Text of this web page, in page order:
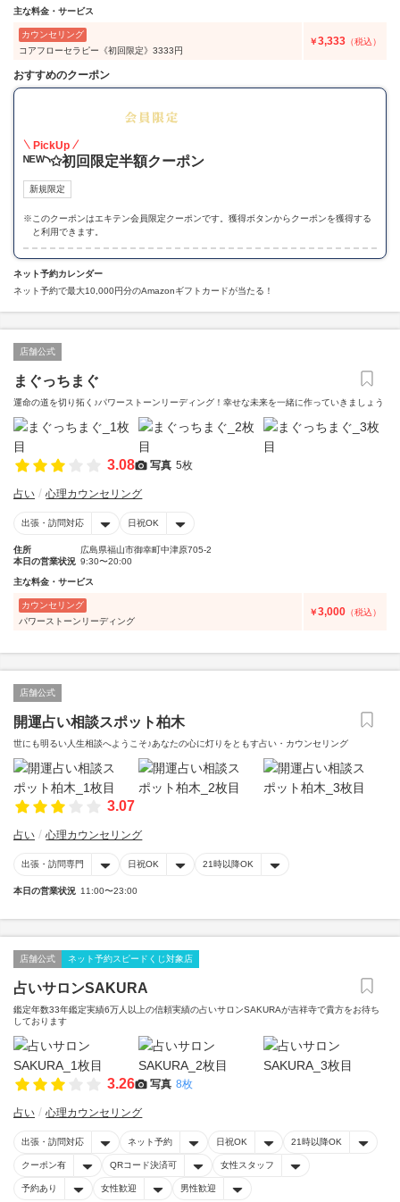
主な料金・サービス
カウンセリング
コアフローセラピー《初回限定》3333円
￥3,333 （税込）
おすすめのクーポン
PickUp
ᴺᴱᵂ◝✩初回限定半額クーポン
新規限定
※ このクーポンはエキテン会員限定クーポンです。獲得ボタンからクーポンを獲得する
と利用できます。
ネット予約カレンダー
ネット予約で最大10,000円分のAmazonギフトカードが当たる！
店舗公式
まぐっちまぐ
運命の道を切り拓く♪パワーストーンリーディング！幸せな未来を一緒に作っていきましょう
3.08 写真 5枚
占い 心理カウンセリング
出張・訪問対応 日祝OK
住所
広島県福山市御幸町中津原705-2
本日の営業状況 9:30〜20:00
主な料金・サービス
カウンセリング
パワーストーンリーディング
￥3,000 （税込）
店舗公式
開運占い相談スポット柏木
世にも明るい人生相談へようこそ♪あなたの心に灯りをともす占い・カウンセリング
3.07
占い 心理カウンセリング
出張・訪問専門 日祝OK 21時以降OK
本日の営業状況 11:00〜23:00
店舗公式 ネット予約スピードくじ対象店
占いサロンSAKURA
鑑定年数33年鑑定実績6万人以上の信頼実績の占いサロンSAKURAが吉祥寺で貴方をお待ち
しております
3.26 写真 8枚
占い 心理カウンセリング
出張・訪問対応 ネット予約 日祝OK 21時以降OK
クーポン有 QRコード決済可 女性スタッフ
予約あり 女性歓迎 男性歓迎